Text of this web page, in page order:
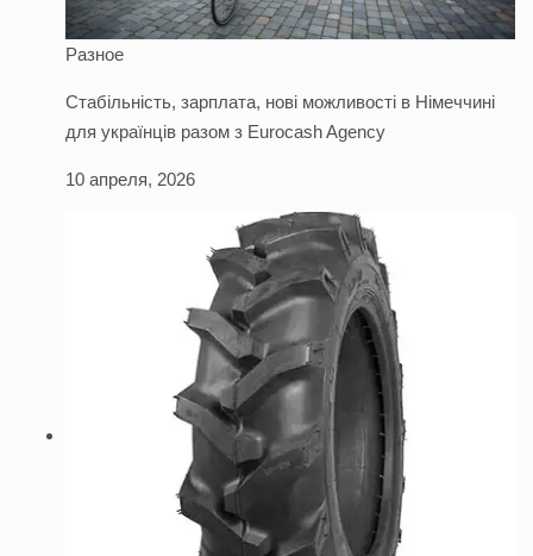
Разное
Стабільність, зарплата, нові можливості в Німеччині
для українців разом з Eurocash Agency
10 апреля, 2026